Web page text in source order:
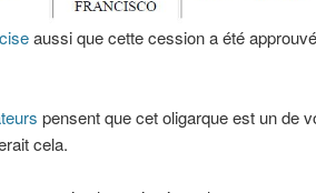
aussi que cette cession a été
pensent que cet oligarque est un de
cela.